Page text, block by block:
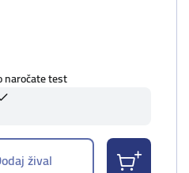
naročate test
žival